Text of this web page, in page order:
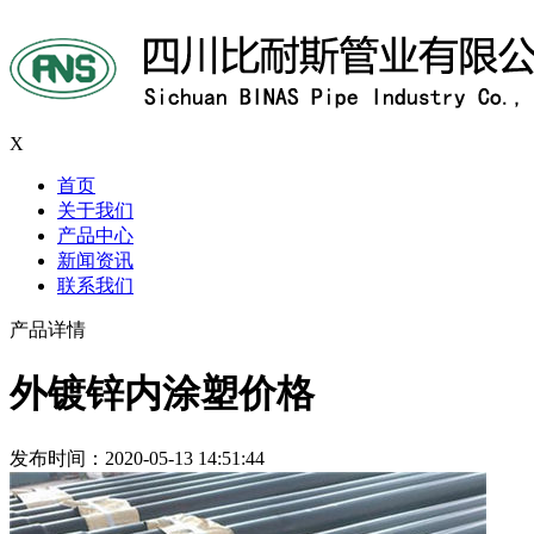
X
首页
关于我们
产品中心
新闻资讯
联系我们
产品详情
外镀锌内涂塑价格
发布时间：2020-05-13 14:51:44